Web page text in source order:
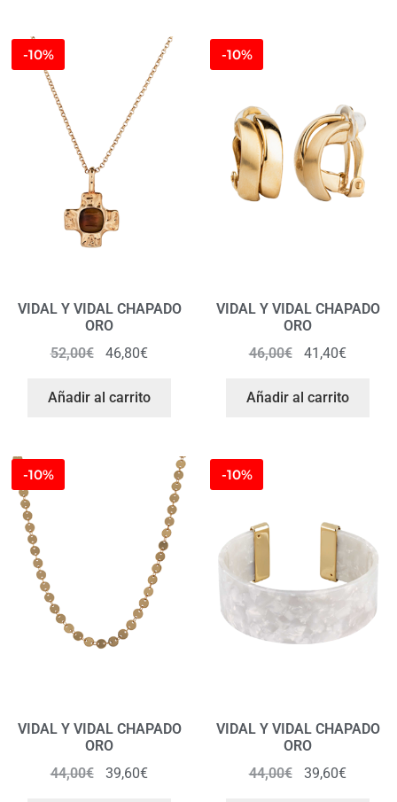
-10%
VIDAL Y VIDAL CHAPADO
ORO
52,00€ 46,80€
Añadir al carrito
-10%
VIDAL Y VIDAL CHAPADO
ORO
46,00€ 41,40€
Añadir al carrito
-10%
VIDAL Y VIDAL CHAPADO
ORO
44,00€ 39,60€
-10%
VIDAL Y VIDAL CHAPADO
ORO
44,00€ 39,60€